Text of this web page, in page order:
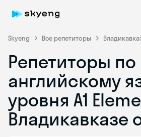
Skyeng Все репетиторы
Репетиторы по
английскому
уровня A1
Владикавказе
Skyeng Chat